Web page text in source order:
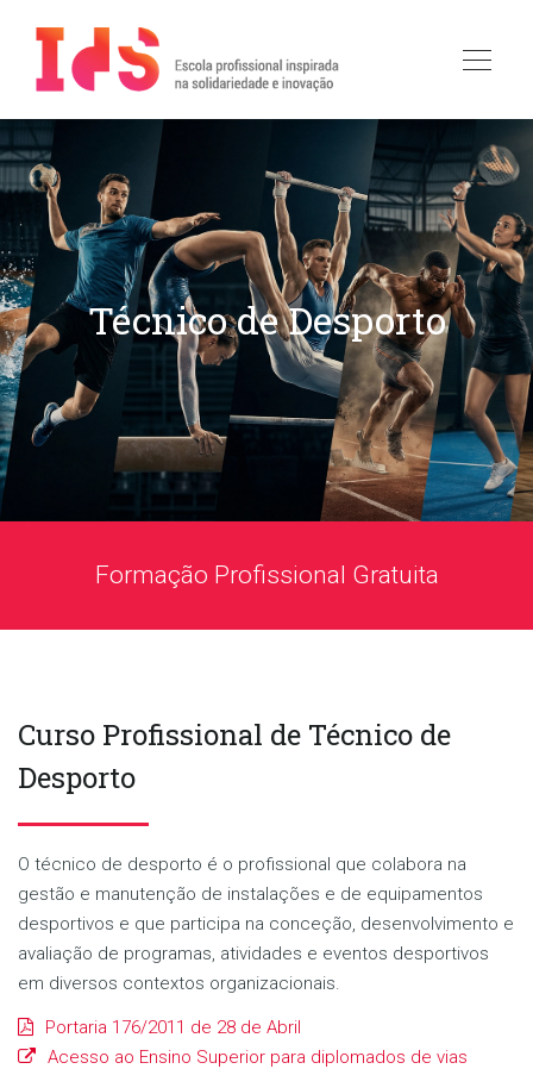
Técnico de Desporto
Formação Profissional Gratuita
Curso Profissional de Técnico de
Desporto
O técnico de desporto é o profissional que colabora na
gestão e manutenção de instalações e de equipamentos
desportivos e que participa na conceção, desenvolvimento e
avaliação de programas, atividades e eventos desportivos
em diversos contextos organizacionais.
Portaria 176/2011 de 28 de Abril
Acesso ao Ensino Superior para diplomados de vias